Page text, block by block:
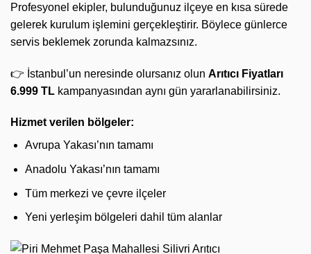
Profesyonel ekipler, bulunduğunuz ilçeye en kısa sürede
gelerek kurulum işlemini gerçekleştirir. Böylece günlerce
servis beklemek zorunda kalmazsınız.
👉 İstanbul’un neresinde olursanız olun Arıtıcı Fiyatları
6.999 TL kampanyasından aynı gün yararlanabilirsiniz.
Hizmet verilen bölgeler:
Avrupa Yakası’nın tamamı
Anadolu Yakası’nın tamamı
Tüm merkezi ve çevre ilçeler
Yeni yerleşim bölgeleri dahil tüm alanlar